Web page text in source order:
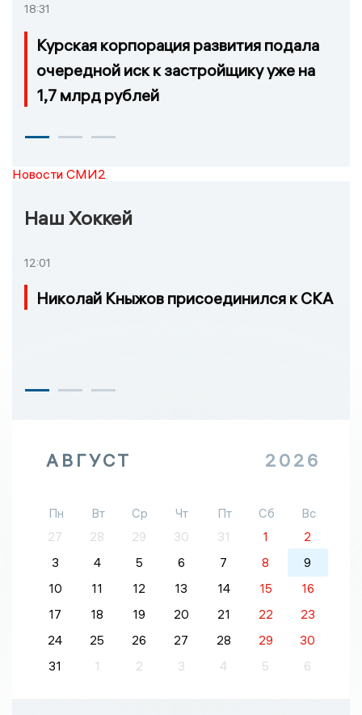
18:31
Курская корпорация развития подала
очередной иск к застройщику уже на
1,7 млрд рублей
Новости СМИ2
Наш Хоккей
12:01
Николай Кныжов присоединился к СКА
АВГУСТ 2026
Пн Вт Ср Чт Пт Сб
Вс
27
28 29 30 31 1
2
3
4 5 6 7 8
9
10
11 12 13 14 15
16
17
18 19 20 21 22
23
24
25 26 27 28 29
30
31
1 2 3 4 5 6